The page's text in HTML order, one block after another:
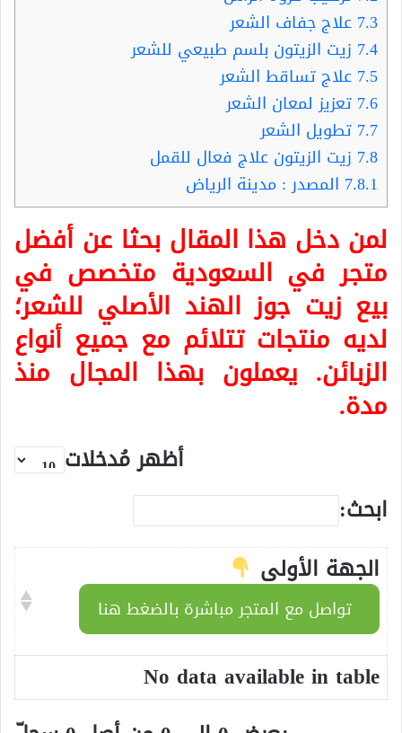
7.3 علاج جفاف الشعر
7.4 زيت الزيتون بلسم طبيعي للشعر
7.5 علاج تساقط الشعر
7.6 تعزيز لمعان الشعر
7.7 تطويل الشعر
7.8 زيت الزيتون علاج فعال للقمل
7.8.1 المصدر : مدينة الرياض
لمن دخل هذا المقال بحثا عن أفضل
متجر في السعودية متخصص في
بيع زيت جوز الهند الأصلي للشعر؛
لديه منتجات تتلائم مع جميع أنواع
الزبائن. يعملون بهذا المجال منذ
مدة.
أظهر مُدخلات
ابحث:
الجهة الأولى
تواصل مع المتجر مباشرة بالضغط هنا
No data available in table